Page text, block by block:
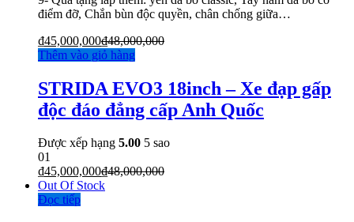
điểm đỡ, Chắn bùn độc quyền, chân chống giữa…
₫45,000,000₫48,000,000
Thêm vào giỏ hàng
STRIDA EVO3 18inch – Xe đạp gấp
độc đáo đẳng cấp Anh Quốc
Được xếp hạng 5.00 5 sao
01
₫45,000,000₫48,000,000
Out Of Stock
Đọc tiếp